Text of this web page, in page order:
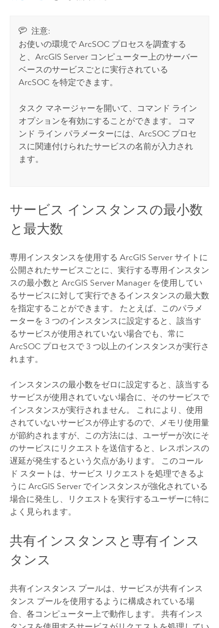
注意:
お使いの環境で ArcSOC プロセスを調査する
と、ArcGIS Server コンピューター上のサーバー
ベースのサービスごとに実行されている
ArcSOC を特定できます。
タスク マネージャーを開いて、コマンド ライン
オプションを有効にすることができます。 コマ
ンド ライン パラメーターには、ArcSOC プロセ
スに関連付けられたサービスの名前が入力され
ます。
サービス インスタンスの最小数
と最大数
専用インスタンスを使用する ArcGIS Serverサイトに
公開されたサービスごとに、実行する専用インスタン
スの最小数と ArcGIS ServerManager を使用してい
るサービスに対して実行できるインスタンスの最大数
を指定することができます。 たとえば、このパラメ
ーターを 3 つのインスタンスに設定すると、該当す
るサービスが使用されていない場合でも、常に
ArcSOC プロセスで 3 つ以上のインスタンスが実行さ
れます。
インスタンスの最小数をゼロに設定すると、該当する
サービスが使用されていない場合に、そのサービスで
インスタンスが実行されません。 これにより、使用
されていないサービスが停止するので、メモリ使用量
が節約されますが、この方法には、ユーザーが次にそ
のサービスにリクエストを送信すると、レスポンスの
遅延が発生するという欠点があります。 このコール
ド スタートは、サービス リクエストを処理できるよ
うに ArcGIS Serverでインスタンスが強化されている
場合に発生し、リクエストを実行するユーザーに特に
よく見られます。
共有インスタンスと専有インス
タンス
共有インスタンス プールは、サービスが共有インス
タンス プールを使用するように構成されている場
合、各コンピューター上で動作します。 共有インス